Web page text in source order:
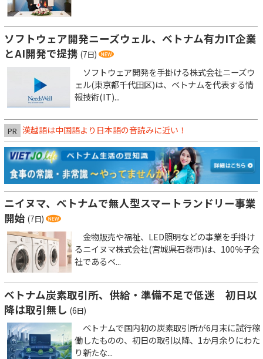
ソフトウェア開発ニーズウェル、ベトナム有力IT企業
とAI開発で提携 (7日)
ソフトウェア開発を手掛ける株式会社ニーズウ
ェル(東京都千代田区)は、ベトナムを代表する情
報技術(IT)...
PR 漢越語は中国語より日本語の音読みに近い！
ニイヌマ、ベトナムで無人型スマートランドリー事業
開始 (7日)
金物販売や福祉、LED照明などの事業を手掛け
るニイヌマ株式会社(宮城県石巻市)は、100％子会
社であるベ...
ベトナム炭素取引所、供給・準備不足で低迷 初日以
降は取引無し (6日)
ベトナムで国内初の炭素取引所が6月末に試行稼
働したものの、初日の取引以降、1か月余りにわた
り新たな...